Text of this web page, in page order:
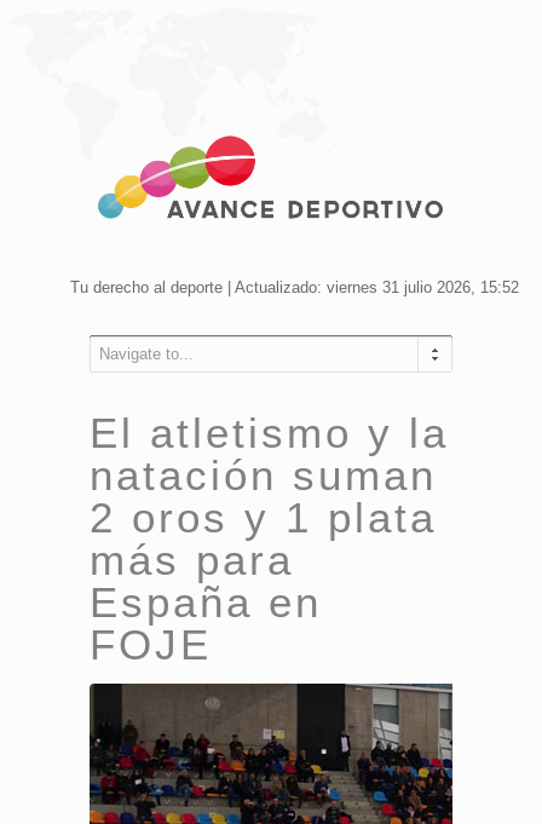
Tu derecho al deporte | Actualizado: viernes 31 julio 2026, 15:52
Navigate to...
El atletismo y la
natación suman
2 oros y 1 plata
más para
España en
FOJE